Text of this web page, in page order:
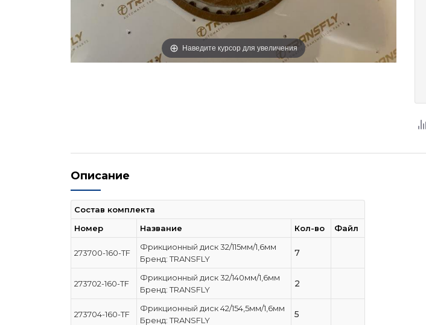
Наведите курсор для увеличения
Описание
Состав комплекта
Номер
Название Кол-во Файл
273700-160-TF
Фрикционный диск 32/115мм/1,6мм
Бренд: TRANSFLY
7
273702-160-TF
Фрикционный диск 32/140мм/1,6мм
Бренд: TRANSFLY
2
273704-160-TF
Фрикционный диск 42/154,5мм/1,6мм
Бренд: TRANSFLY
5